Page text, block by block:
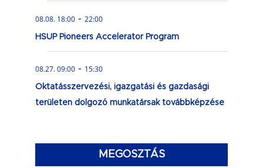
08.08. 18:00 - 22:00
HSUP Pioneers Accelerator Program
08.27. 09:00 - 15:30
Oktatásszervezési, igazgatási és gazdasági
területen dolgozó munkatársak továbbképzése
MEGOSZTÁS